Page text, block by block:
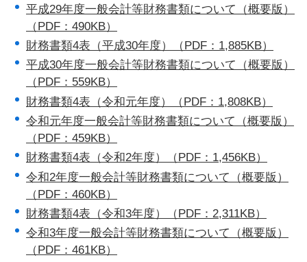
平成29年度一般会計等財務書類について（概要版）
（PDF：490KB）
財務書類4表（平成30年度）（PDF：1,885KB）
平成30年度一般会計等財務書類について（概要版）
（PDF：559KB）
財務書類4表（令和元年度）（PDF：1,808KB）
令和元年度一般会計等財務書類について（概要版）
（PDF：459KB）
財務書類4表（令和2年度）（PDF：1,456KB）
令和2年度一般会計等財務書類について（概要版）
（PDF：460KB）
財務書類4表（令和3年度）（PDF：2,311KB）
令和3年度一般会計等財務書類について（概要版）
（PDF：461KB）